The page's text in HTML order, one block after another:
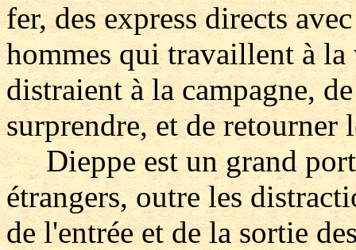
fer, des express directs
hommes qui travaillent à
distraient à la campagne,
surprendre, et de retourner
Dieppe est un grand port
étrangers, outre les
de l'entrée et de la sortie